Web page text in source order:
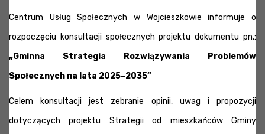
Centrum Usług Społecznych w Wojcieszkowie informuje o
rozpoczęciu konsultacji społecznych projektu dokumentu pn.:
„Gminna Strategia Rozwiązywania Problemów
Społecznych na lata 2025–2035”
Celem konsultacji jest zebranie opinii, uwag i propozycji
dotyczących projektu Strategii od mieszkańców Gminy